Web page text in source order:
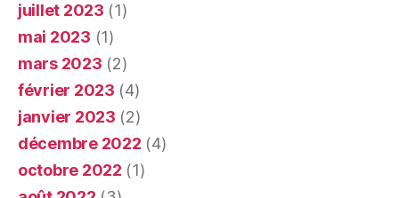
juillet 2023 (1)
mai 2023 (1)
mars 2023 (2)
février 2023 (4)
janvier 2023 (2)
décembre 2022 (4)
octobre 2022 (1)